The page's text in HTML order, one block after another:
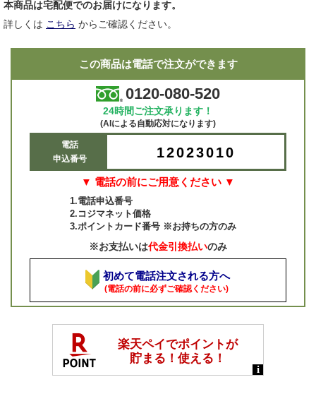
本商品は宅配便でのお届けになります。
詳しくは こちら からご確認ください。
この商品は電話で注文ができます
0120-080-520
24時間ご注文承ります！
(AIによる自動応対になります)
電話
申込番号
12023010
▼ 電話の前にご用意ください ▼
1.電話申込番号
2.コジマネット価格
3.ポイントカード番号 ※お持ちの方のみ
※お支払いは代金引換払いのみ
初めて電話注文される方へ
(電話の前に必ずご確認ください)